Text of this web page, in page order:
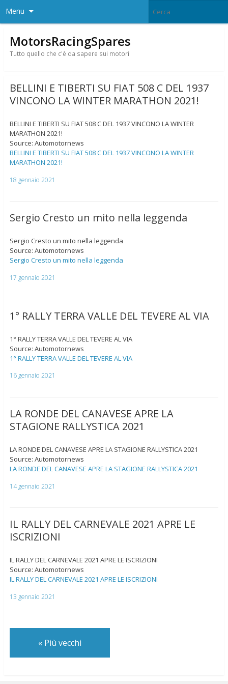
Menu
MotorsRacingSpares
Tutto quello che c'è da sapere sui motori
BELLINI E TIBERTI SU FIAT 508 C DEL 1937
VINCONO LA WINTER MARATHON 2021!
BELLINI E TIBERTI SU FIAT 508 C DEL 1937 VINCONO LA WINTER
MARATHON 2021!
Source: Automotornews
BELLINI E TIBERTI SU FIAT 508 C DEL 1937 VINCONO LA WINTER
MARATHON 2021!
18 gennaio 2021
Sergio Cresto un mito nella leggenda
Sergio Cresto un mito nella leggenda
Source: Automotornews
Sergio Cresto un mito nella leggenda
17 gennaio 2021
1° RALLY TERRA VALLE DEL TEVERE AL VIA
1° RALLY TERRA VALLE DEL TEVERE AL VIA
Source: Automotornews
1° RALLY TERRA VALLE DEL TEVERE AL VIA
16 gennaio 2021
LA RONDE DEL CANAVESE APRE LA
STAGIONE RALLYSTICA 2021
LA RONDE DEL CANAVESE APRE LA STAGIONE RALLYSTICA 2021
Source: Automotornews
LA RONDE DEL CANAVESE APRE LA STAGIONE RALLYSTICA 2021
14 gennaio 2021
IL RALLY DEL CARNEVALE 2021 APRE LE
ISCRIZIONI
IL RALLY DEL CARNEVALE 2021 APRE LE ISCRIZIONI
Source: Automotornews
IL RALLY DEL CARNEVALE 2021 APRE LE ISCRIZIONI
13 gennaio 2021
«Più vecchi